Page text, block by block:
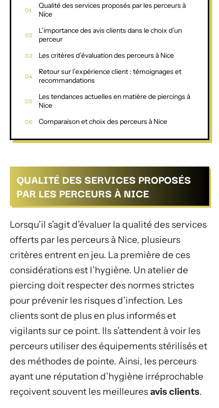
Qualité des services proposés par les perceurs à
Nice
L’importance des avis clients dans le choix d’un
perceur
Les critères d’évaluation des perceurs à Nice
Retour sur l’expérience client : témoignages et
recommandations
Les tendances actuelles en matière de piercings à
Nice
Comparaison et choix des perceurs à Nice
QUALITÉ DES SERVICES PROPOSÉS
PAR LES PERCEURS À NICE
Lorsqu’il s’agit d’évaluer la qualité des services
offerts par les perceurs à Nice, plusieurs
critères entrent en jeu. La première de ces
considérations est l’hygiène. Un atelier de
piercing doit respecter des normes strictes
pour prévenir les risques d’infection. Les
clients sont de plus en plus informés et
vigilants sur ce point. Ils s’attendent à voir les
perceurs utiliser des équipements stérilisés et
des méthodes de pointe. Ainsi, les perceurs
ayant une réputation d’hygiène irréprochable
reçoivent souvent les meilleuresavis clients.